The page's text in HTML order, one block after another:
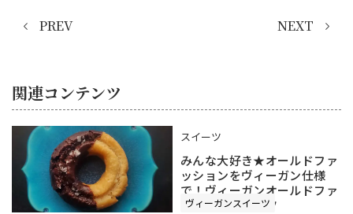
PREV NEXT
関連コンテンツ
スイーツ
みんな大好き★オールドファ
ッションをヴィーガン仕様
で！ヴィーガンオールドファ
ッションドーナツ
ヴィーガンスイーツ